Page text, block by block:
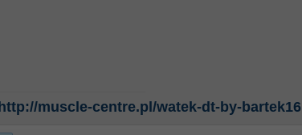
http://muscle-centre.pl/watek-dt-by-bartek16